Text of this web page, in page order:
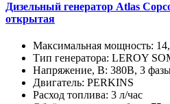
Дизельный генератор Atlas
открытая
Максимальная мощность:
Тип генератора: LEROY
Напряжение, В: 380В, 3
Двигатель: PERKINS
Расход топлива: 3 л/час